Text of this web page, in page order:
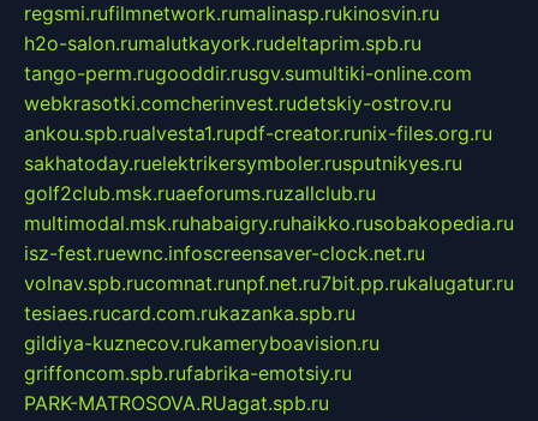
regsmi.rufilmnetwork.rumalinasp.rukinosvin.ru
h2o-salon.rumalutkayork.rudeltaprim.spb.ru
tango-perm.rugooddir.rusgv.sumultiki-online.com
webkrasotki.comcherinvest.rudetskiy-ostrov.ru
ankou.spb.rualvesta1.rupdf-creator.runix-files.org.ru
sakhatoday.ruelektrikersymboler.rusputnikyes.ru
golf2club.msk.ruaeforums.ruzallclub.ru
multimodal.msk.ruhabaigry.ruhaikko.rusobakopedia.ru
isz-fest.ruewnc.infoscreensaver-clock.net.ru
volnav.spb.rucomnat.runpf.net.ru7bit.pp.rukalugatur.ru
tesiaes.rucard.com.rukazanka.spb.ru
gildiya-kuznecov.rukameryboavision.ru
griffoncom.spb.rufabrika-emotsiy.ru
PARK-MATROSOVA.RUagat.spb.ru